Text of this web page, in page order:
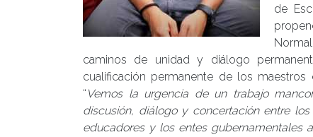
de
caminos de unidad y diálogo
cualificación permanente de los
“ Vemos la urgencia de un trabajo
discusión, diálogo y concertación entre
educadores y los entes gubernamentales